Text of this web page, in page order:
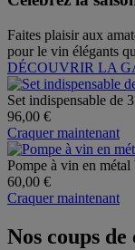
Faites plaisir aux
pour le vin élégants
DÉCOUVRIR LA
Set indispensable de
96,00 €
Craquer maintenant
Pompe à vin en
60,00 €
Craquer maintenant
Nos coups de